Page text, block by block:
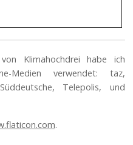
Klimahochdrei habe ich
Medien verwendet: taz,
Telepolis, und
.